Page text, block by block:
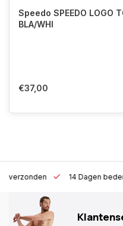
Speedo SPEEDO LOGO
BLA/WHI
€37,00
h verzonden 14 Dagen